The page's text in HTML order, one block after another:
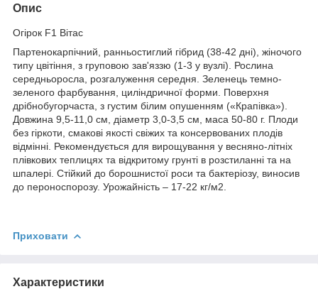
Опис
Огірок F1 Вітас
Партенокарпічний, ранньостиглий гібрид (38-42 дні), жіночого
типу цвітіння, з груповою зав'яззю (1-3 у вузлі). Рослина
середньоросла, розгалуження середня. Зеленець темно-
зеленого фарбування, циліндричної форми. Поверхня
дрібнобугорчаста, з густим білим опушенням («Крапівка»).
Довжина 9,5-11,0 см, діаметр 3,0-3,5 см, маса 50-80 г. Плоди
без гіркоти, смакові якості свіжих та консервованих плодів
відмінні. Рекомендується для вирощування у весняно-літніх
плівкових теплицях та відкритому грунті в розстиланні та на
шпалері. Стійкий до борошнистої роси та бактеріозу, виносив
до пероноспорозу. Урожайність – 17-22 кг/м2.
Приховати
Характеристики